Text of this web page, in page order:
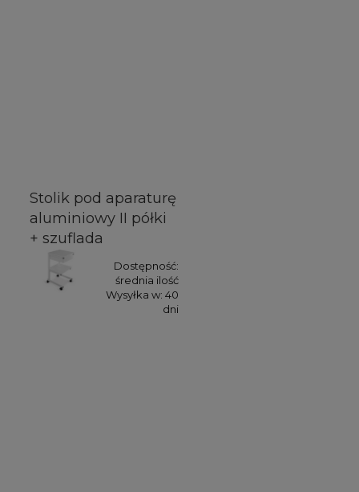
Stolik pod aparaturę
aluminiowy II półki
+ szuflada
Dostępność:
średnia ilość
Wysyłka w: 40
dni